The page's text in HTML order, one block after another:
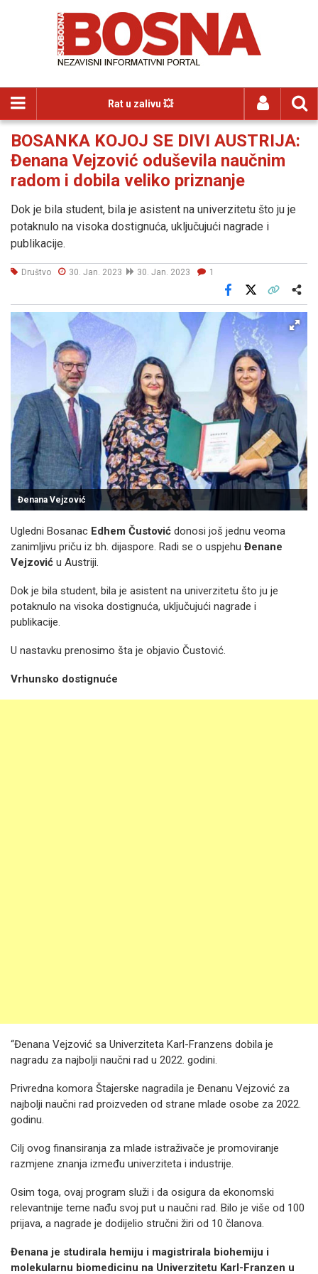
Rat u zalivu 💥
BOSANKA KOJOJ SE DIVI AUSTRIJA:
Đenana Vejzović oduševila naučnim
radom i dobila veliko priznanje
Dok je bila student, bila je asistent na univerzitetu što ju je
potaknulo na visoka dostignuća, uključujući nagrade i
publikacije.
Društvo 30. Jan. 2023 30. Jan. 2023 1
Facebook
Đenana Vejzović
Ugledni Bosanac Edhem Čustović donosi još jednu veoma
zanimljivu priču iz bh. dijaspore. Radi se o uspjehu Đenane
Vejzović u Austriji.
Dok je bila student, bila je asistent na univerzitetu što ju je
potaknulo na visoka dostignuća, uključujući nagrade i
publikacije.
U nastavku prenosimo šta je objavio Čustović.
Vrhunsko dostignuće
“Đenana Vejzović sa Univerziteta Karl-Franzens dobila je
nagradu za najbolji naučni rad u 2022. godini.
Privredna komora Štajerske nagradila je Đenanu Vejzović za
najbolji naučni rad proizveden od strane mlade osobe za 2022.
godinu.
Cilj ovog finansiranja za mlade istraživače je promoviranje
razmjene znanja između univerziteta i industrije.
Osim toga, ovaj program služi i da osigura da ekonomski
relevantnije teme nađu svoj put u naučni rad. Bilo je više od 100
prijava, a nagrade je dodijelio stručni žiri od 10 članova.
Đenana je studirala hemiju i magistrirala biohemiju i
molekularnu biomedicinu na Univerzitetu Karl-Franzen u